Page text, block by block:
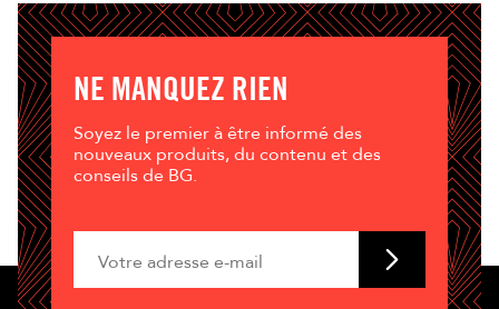
NE MANQUEZ RIEN
Soyez le premier à être informé des
nouveaux produits, du contenu et des
conseils de BG.